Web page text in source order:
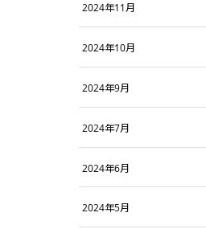
2024年11月
2024年10月
2024年9月
2024年7月
2024年6月
2024年5月